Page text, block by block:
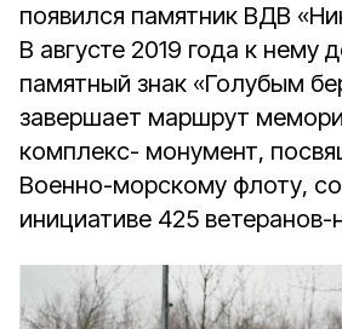
появился памятник ВДВ
В августе 2019 года к нему
памятный знак «Голубым
завершает маршрут
комплекс- монумент,
Военно-морскому флоту,
инициативе 425